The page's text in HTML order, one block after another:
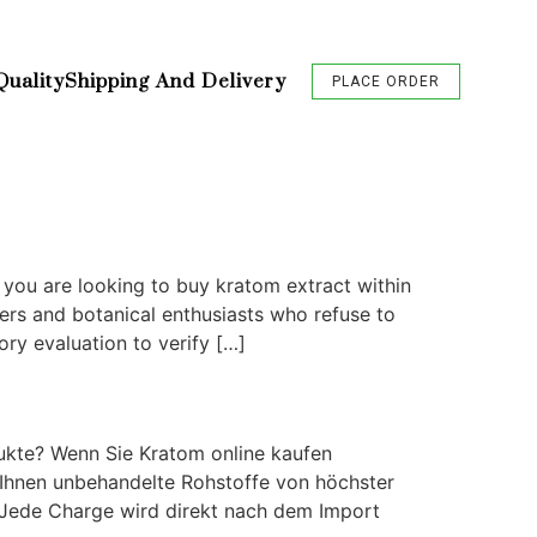
Shipping And Delivery PLACE ORDER
are looking to buy kratom extract within
and botanical enthusiasts who refuse to
evaluation to verify […]
Wenn Sie Kratom online kaufen
unbehandelte Rohstoffe von höchster
Charge wird direkt nach dem Import